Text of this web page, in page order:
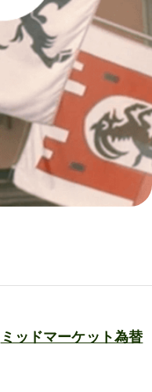
ミッドマーケット為替